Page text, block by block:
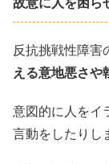
反抗挑戦性障害
える意地悪さや
意図的に人をイ
言動をしたりし